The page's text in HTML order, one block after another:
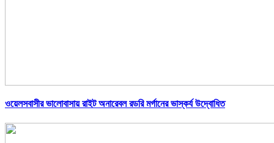
ওয়েলসবাসীর ভালোবাসায় রাইট অনারেবল রডরি মর্গানের ভাস্কর্য উদ্বোধিত